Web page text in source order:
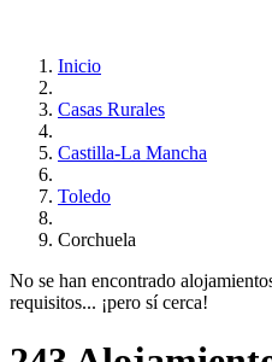
Inicio
Casas Rurales
Castilla-La Mancha
Toledo
Corchuela
No se han encontrado
requisitos... ¡pero sí cerca!